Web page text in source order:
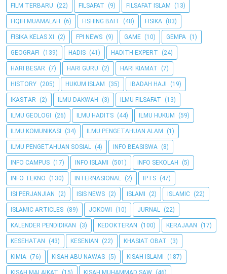
FILM TERBARU (22) FILSAFAT (9) FILSAFAT ISLAM (13)
FIQIH MUAMALAH (6) FISHING BAIT (48) FISIKA (83)
FISIKA KELAS XI (2) FPI NEWS (9) GAME (10) GEMPA (1)
GEOGRAFI (139) HADIS (41) HADITH EXPERT (24)
HARI BESAR (7) HARI GURU (2) HARI KIAMAT (7)
HISTORY (205) HUKUM ISLAM (35) IBADAH HAJI (19)
IKASTAR (2) ILMU DAKWAH (3) ILMU FILSAFAT (13)
ILMU GEOLOGI (26) ILMU HADITS (44) ILMU HUKUM (59)
ILMU KOMUNIKASI (34) ILMU PENGETAHUAN ALAM (1)
ILMU PENGETAHUAN SOSIAL (4) INFO BEASISWA (8)
INFO CAMPUS (17) INFO ISLAMI (501) INFO SEKOLAH (5)
INFO TEKNO (130) INTERNASIONAL (2) IPTS (47)
ISI PERJANJIAN (2) ISIS NEWS (2) ISLAMI (2) ISLAMIC (22)
ISLAMIC ARTICLES (89) JOKOWI (10) JURNAL (22)
KALENDER PENDIDIKAN (3) KEDOKTERAN (100) KERAJAAN (17)
KESEHATAN (43) KESENIAN (22) KHASIAT OBAT (3)
KIMIA (76) KISAH ABU NAWAS (5) KISAH ISLAMI (187)